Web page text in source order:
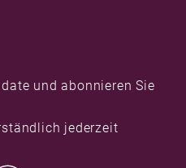
und abonnieren Sie
jederzeit